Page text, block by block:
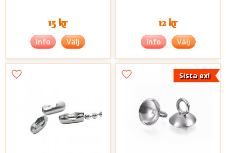
15 kr
Info Välj
12 kr
Info Välj
Sista ex!